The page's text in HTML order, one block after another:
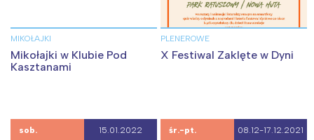
MIKOŁAJKI
Mikołajki w Klubie Pod
Kasztanami
PLENEROWE
X Festiwal Zaklęte w Dyni
sob. 15.01.2022 śr.-pt. 08.12-17.12.2021